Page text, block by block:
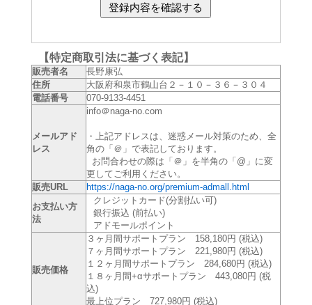
【特定商取引法に基づく表記】
販売者名
長野康弘
住所
大阪府和泉市鶴山台２－１０－３６－３０４
電話番号
070-9133-4451
メールアド
レス
info＠naga-no.com
・上記アドレスは、迷惑メール対策のため、全
角の「＠」で表記しております。
お問合わせの際は「＠」を半角の「@」に変
更してご利用ください。
販売URL
https://naga-no.org/premium-admall.html
お支払い方
法
クレジットカード(分割払い可)
銀行振込 (前払い)
アドモールポイント
販売価格
３ヶ月間サポートプラン 158,180円 (税込)
７ヶ月間サポートプラン 221,980円 (税込)
１２ヶ月間サポートプラン 284,680円 (税込)
１８ヶ月間+αサポートプラン 443,080円 (税
込)
最上位プラン 727,980円 (税込)